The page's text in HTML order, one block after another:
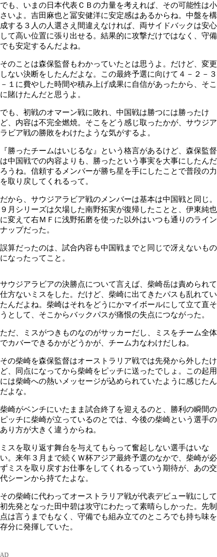
でも、いまの日本代表ＣＢの力量を考えれば、その可能性は小
さいよ。吉田麻也と冨安健洋に安定感はあるからね。中盤を構
成する３人の人選さえ間違えなければ、両サイドバックは安心
して高い位置に張り出せる。結果的に攻撃だけではなく、守備
でも安定するんだよね。
そのことは森保監督もわかっていたとは思うよ。だけど、変更
しない決断をしたんだよな。この最終予選に向けて４－２－３
－１に費やした時間や積み上げ成果に自信があったから、そこ
に賭けたんだと思うよ。
でも、初戦のオマーン戦に敗れ、中国戦は勝つには勝ったけ
ど、内容は不完全燃焼。そこをどう感じ取ったかが、サウジア
ラビア戦の勝敗をわけたような気がするよ。
『勝ったチームはいじるな』という格言があるけど、森保監督
は中国戦での内容よりも、勝ったという事実を大事にしたんだ
ろうね。信頼するメンバーが勝ち星を手にしたことで普段の力
を取り戻してくれるって。
だから、サウジアラビア戦のメンバーは基本は中国戦と同じ。
９月シリーズは欠場した南野拓実が復帰したことと、伊東純也
に変えて右ＭＦに浅野拓磨を使った以外はいつも通りのライン
ナップだった。
誤算だったのは、試合内容も中国戦までと同じで冴えないもの
になったってこと。
サウジアラビアの決勝点について言えば、柴崎岳は責められて
仕方ないミスをした。だけど、柴崎に出てきたパスも乱れてい
たんだよね。柴崎はそれをどうにかマイボールにして立て直そ
うとして、そこからバックパスが痛恨の失点につながった。
ただ、ミスがつきものなのがサッカーだし、ミスをチーム全体
でカバーできるかがどうかが、チーム力なわけだしね。
その柴崎を森保監督はオーストラリア戦では先発から外したけ
ど、同点になってから柴崎をピッチに送ったでしょ。この起用
には柴崎への熱いメッセージが込められていたように感じたん
だよな。
柴崎がベンチにいたまま試合終了を迎えるのと、勝利の瞬間の
ピッチに柴崎が立っているのとでは、今後の柴崎という選手の
あり方が大きく違うからね。
ミスを取り返す舞台を与えてもらって奮起しない選手はいな
い。来年３月まで続くＷ杯アジア最終予選のなかで、柴崎が必
ずミスを取り戻すお仕事をしてくれるっていう期待が、あの交
代シーンから持てたよな。
その柴崎に代わってオーストラリア戦が代表デビュー戦にして
初先発となった田中碧は攻守にわたって素晴らしかった。先制
点は言うまでもなく、守備でも組み立てのところでも持ち味を
存分に発揮していた。